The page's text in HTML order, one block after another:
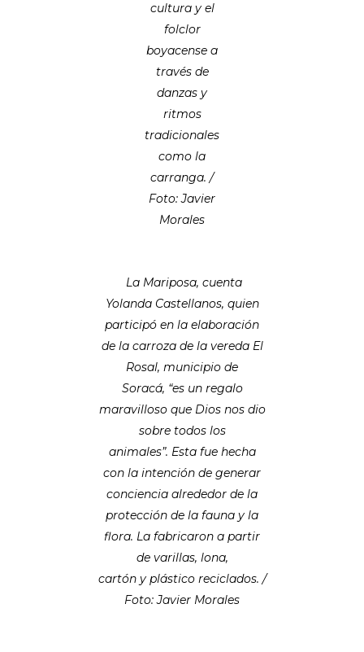
cultura y el
folclor
boyacense a
través de
danzas y
ritmos
tradicionales
como la
carranga. /
Foto: Javier
Morales
La Mariposa, cuenta
Yolanda Castellanos, quien
participó en la elaboración
de la carroza de la vereda El
Rosal, municipio de
Soracá, “es un regalo
maravilloso que Dios nos dio
sobre todos los
animales”. Esta fue hecha
con la intención de generar
conciencia alrededor de la
protección de la fauna y la
flora. La fabricaron a partir
de varillas, lona,
cartón y plástico reciclados. /
Foto: Javier Morales